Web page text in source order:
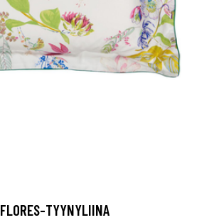
FLORES-TYYNYLIINA